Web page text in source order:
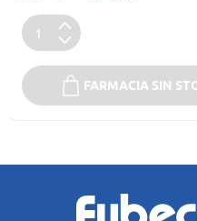
FARMACIA SIN